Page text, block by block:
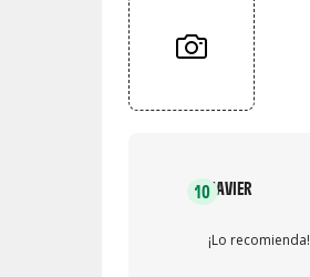
10JAVIER
¡Lo recomienda!